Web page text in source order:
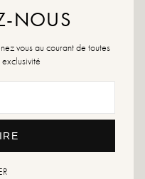
waterdicht te maken met
die in alle gevallen geschikt
dan niet om een melding aan
NOUS
vous au courant de toutes